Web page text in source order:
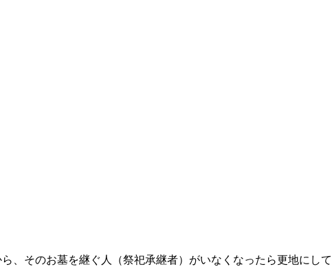
、そのお墓を継ぐ人（祭祀承継者）がいなくなったら更地にして